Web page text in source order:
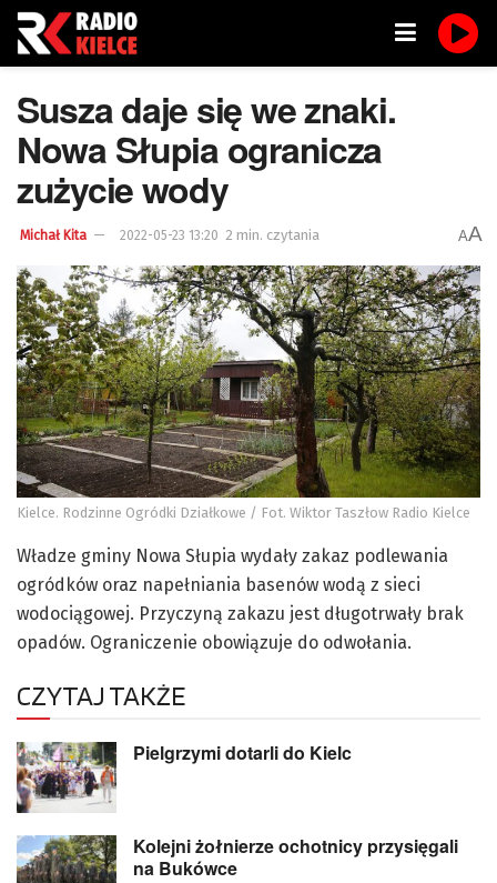
Susza daje się we znaki.
Nowa Słupia ogranicza
zużycie wody
Michał Kita 2022-05-23 13:20 2 min. czytania AA
Kielce. Rodzinne Ogródki Działkowe / Fot. Wiktor Taszłow Radio Kielce
Władze gminy Nowa Słupia wydały zakaz podlewania
ogródków oraz napełniania basenów wodą z sieci
wodociągowej. Przyczyną zakazu jest długotrwały brak
opadów. Ograniczenie obowiązuje do odwołania.
CZYTAJ TAKŻE
Pielgrzymi dotarli do Kielc
Kolejni żołnierze ochotnicy przysięgali
na Bukówce